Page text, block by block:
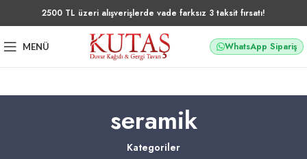
2500 TL üzeri alışverişlerde vade farksız 3 taksit fırsatı!
MENÜ WhatsApp Sipariş
seramik
Kategoriler